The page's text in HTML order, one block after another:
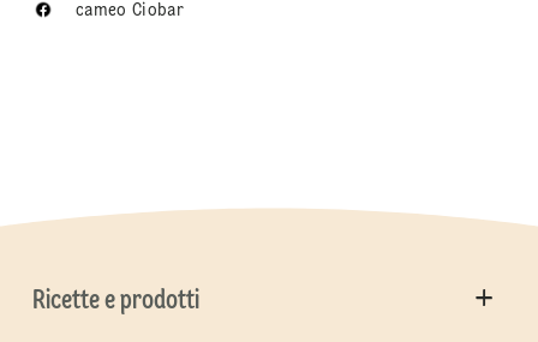
cameo Ciobar
Ricette e prodotti